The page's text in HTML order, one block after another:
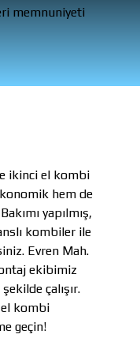
memnuniyeti
ikinci el kombi
hem de
yapılmış,
kombiler ile
Evren Mah.
ekibimiz
çalışır.
el kombi
geçin!